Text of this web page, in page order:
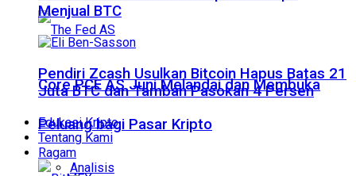
Core PCE AS Juni Melandai dan Membuka
Peluang bagi Pasar Kripto
Menjual BTC
Pendiri Zcash Usulkan Bitcoin Hapus Batas 21
Juta BTC dan Tambah Pasokan 4 Persen
Edukasi Kripto
Tentang Kami
Ragam
Analisis